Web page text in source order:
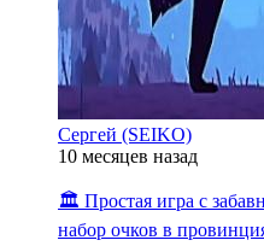
Сергей (SEIKO)
10 месяцев назад
🏛️ Простая игра с
набор очков в